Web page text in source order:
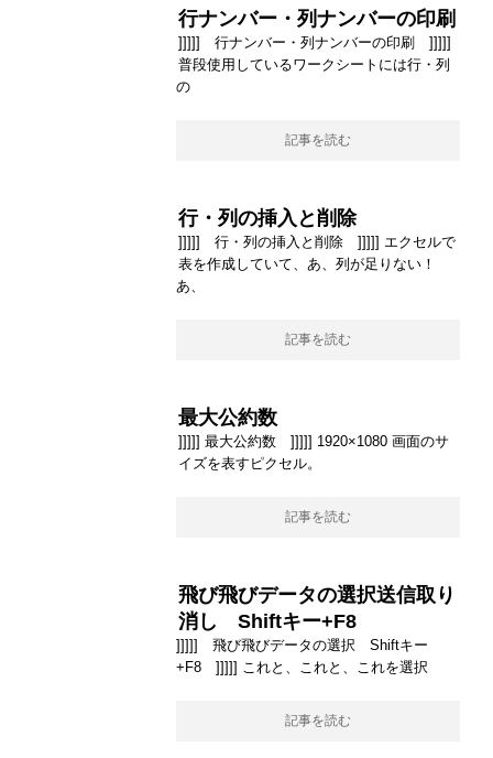
行ナンバー・列ナンバーの印刷
]]]]] 行ナンバー・列ナンバーの印刷 ]]]]]
普段使用しているワークシートには行・列
の
記事を読む
行・列の挿入と削除
]]]]] 行・列の挿入と削除 ]]]]] エクセルで
表を作成していて、あ、列が足りない！
あ、
記事を読む
最大公約数
]]]]] 最大公約数 ]]]]] 1920×1080 画面のサ
イズを表すピクセル。
記事を読む
飛び飛びデータの選択送信取り
消し Shiftキー+F8
]]]]] 飛び飛びデータの選択 Shiftキー
+F8 ]]]]] これと、これと、これを選択
記事を読む